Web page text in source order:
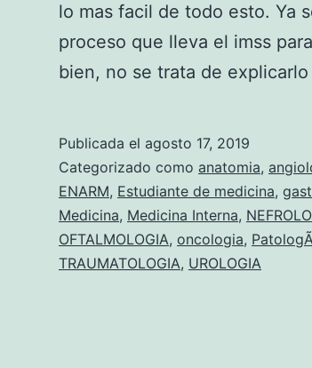
lo mas facil de todo esto. Ya
proceso que lleva el imss
bien, no se trata de
Publicada el agosto 17, 2019
Categorizado como anatomia,
ENARM, Estudiante de medicina,
Medicina, Medicina Interna,
OFTALMOLOGIA, oncologia,
TRAUMATOLOGIA, UROLOGIA